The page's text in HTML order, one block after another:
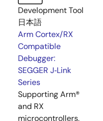
Development Tool
日本語
Arm Cortex/RX
Compatible
Debugger:
SEGGER J‑Link
Series
Supporting Arm®
and RX
microcontrollers,